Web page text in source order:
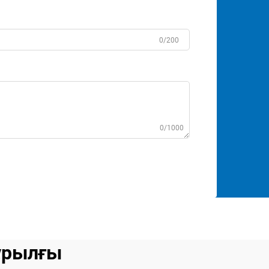
0/200
0/1000